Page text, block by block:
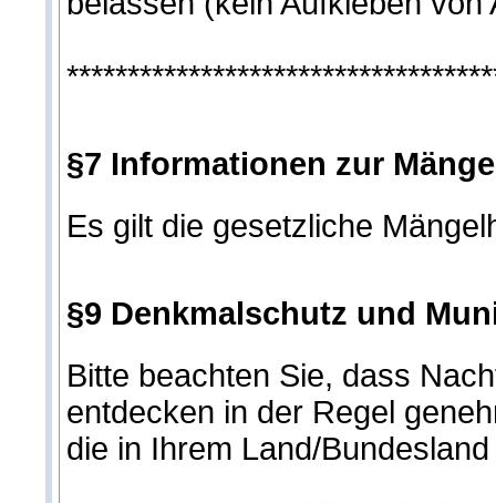
§7 Informationen zur
Es gilt die gesetzliche
§9 Denkmalschutz und
Bitte beachten Sie, dass
entdecken in der Regel
die in Ihrem Land/